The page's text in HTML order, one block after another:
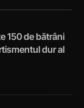
150 de bătrâni
dur al